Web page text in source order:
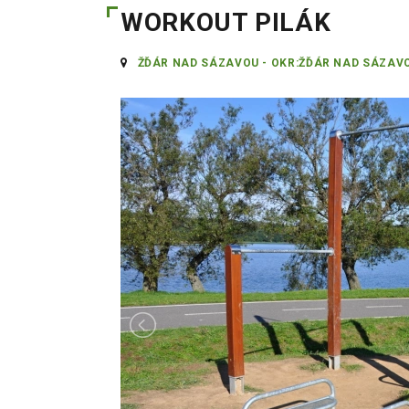
WORKOUT PILÁK
ŽĎÁR NAD SÁZAVOU - OKR:ŽĎÁR NAD